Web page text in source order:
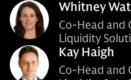
Whitney
Co-Head and
Liquidity
Kay Haigh
Co-Head and